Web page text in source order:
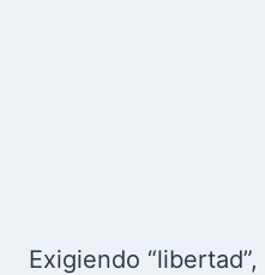
Exigiendo “libertad”,